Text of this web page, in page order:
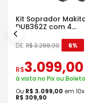
Kit Soprador
DUB362Z com 4
Baterias
Maleta
DE: R$3.299,00 6%
R$3.099,00
à vista no Pix ou Boleto
Ou R$ 3.099,00 em 10
R$ 309,90